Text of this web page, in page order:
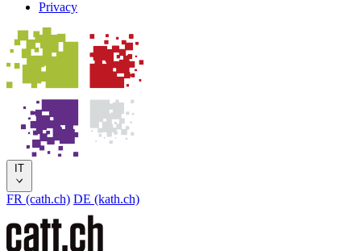
Privacy
IT
FR (cath.ch) DE (kath.ch)